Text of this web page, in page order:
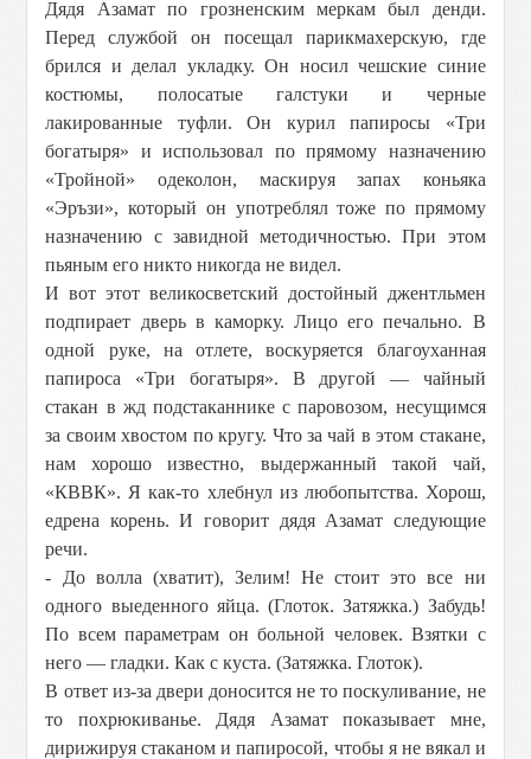
Дядя Азамат по грозненским меркам был денди.
Перед службой он посещал парикмахерскую, где
брился и делал укладку. Он носил чешские синие
костюмы, полосатые галстуки и черные
лакированные туфли. Он курил папиросы «Три
богатыря» и использовал по прямому назначению
«Тройной» одеколон, маскируя запах коньяка
«Эръзи», который он употреблял тоже по прямому
назначению с завидной методичностью. При этом
пьяным его никто никогда не видел.
И вот этот великосветский достойный джентльмен
подпирает дверь в каморку. Лицо его печально. В
одной руке, на отлете, воскуряется благоуханная
папироса «Три богатыря». В другой — чайный
стакан в жд подстаканнике с паровозом, несущимся
за своим хвостом по кругу. Что за чай в этом стакане,
нам хорошо известно, выдержанный такой чай,
«КВВК». Я как-то хлебнул из любопытства. Хорош,
едрена корень. И говорит дядя Азамат следующие
речи.
- До волла (хватит), Зелим! Не стоит это все ни
одного выеденного яйца. (Глоток. Затяжка.) Забудь!
По всем параметрам он больной человек. Взятки с
него — гладки. Как с куста. (Затяжка. Глоток).
В ответ из-за двери доносится не то поскуливание, не
то похрюкиванье. Дядя Азамат показывает мне,
дирижируя стаканом и папиросой, чтобы я не вякал и